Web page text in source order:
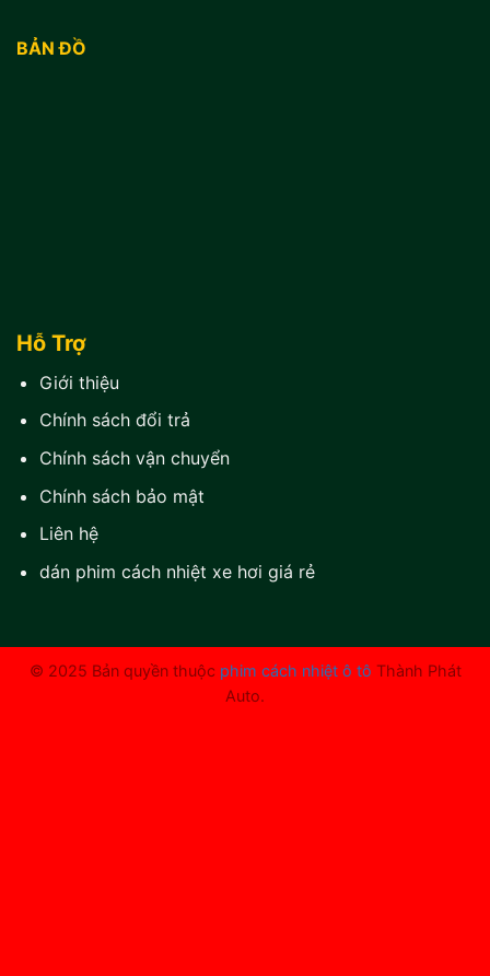
BẢN ĐỒ
Hỗ Trợ
Giới thiệu
Chính sách đổi trả
Chính sách vận chuyển
Chính sách bảo mật
Liên hệ
dán phim cách nhiệt xe hơi giá rẻ
© 2025 Bản quyền thuộc phim cách nhiệt ô tô Thành Phát
Auto.